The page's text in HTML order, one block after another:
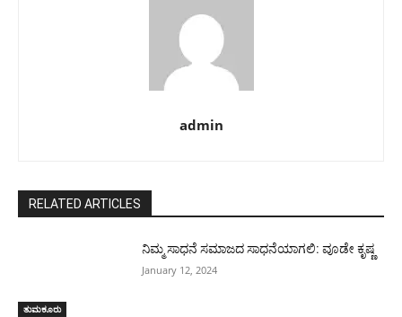
admin
RELATED ARTICLES
ತುಮಕೂರು
ನಿಮ್ಮ ಸಾಧನೆ ಸಮಾಜದ ಸಾಧನೆಯಾಗಲಿ: ವೂಡೇ ಕೃಷ್ಣ
January 12, 2024